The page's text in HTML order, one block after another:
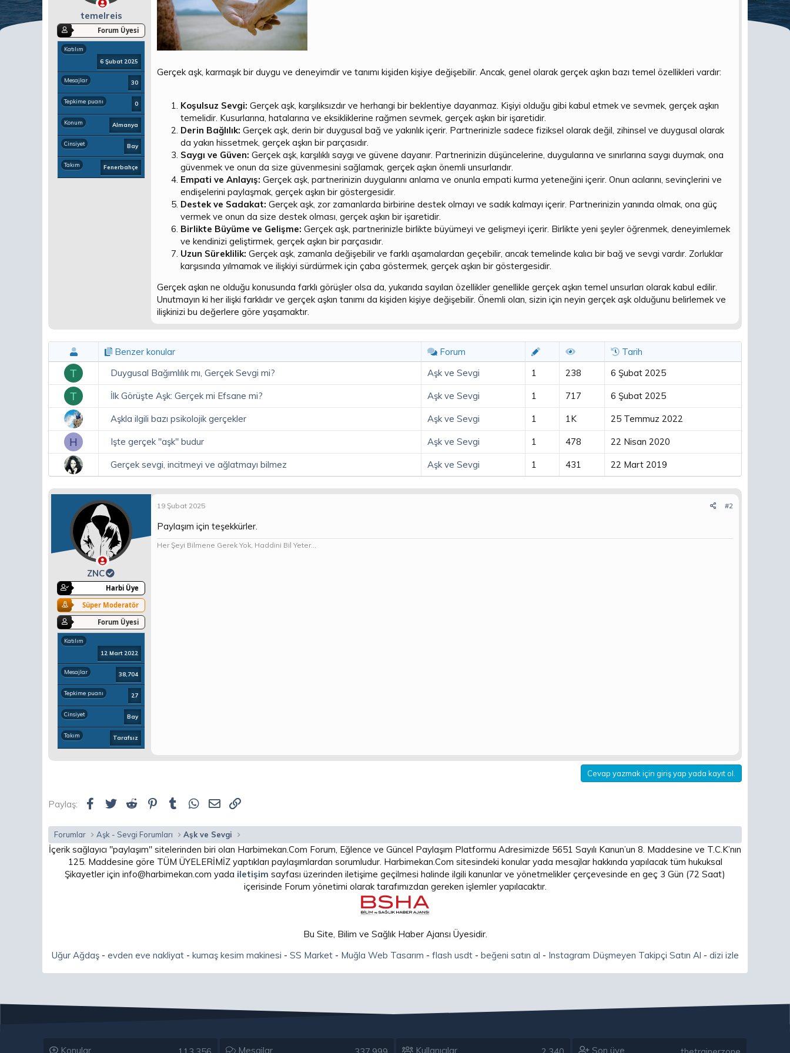
l
a
ç
t
a
r
h
temelreis
Forum Üyesi
Katılım
6 Şubat 2025
Mesajlar 30
Tepkime puanı 0
Konum Almanya
Cinsiyet Bay
Takım Fenerbahçe
Gerçek aşk, karmaşık bir duygu ve deneyimdir ve tanımı kişiden kişiye değişebilir. Ancak, genel olarak gerçek aşkın bazı temel özellikleri vardır:
Koşulsuz Sevgi: Gerçek aşk, karşılıksızdır ve herhangi bir beklentiye dayanmaz. Kişiyi olduğu gibi kabul etmek ve sevmek, gerçek aşkın
temelidir. Kusurlarına, hatalarına ve eksikliklerine rağmen sevmek, gerçek aşkın bir işaretidir.
Derin Bağlılık: Gerçek aşk, derin bir duygusal bağ ve yakınlık içerir. Partnerinizle sadece fiziksel olarak değil, zihinsel ve duygusal olarak
da yakın hissetmek, gerçek aşkın bir parçasıdır.
Saygı ve Güven: Gerçek aşk, karşılıklı saygı ve güvene dayanır. Partnerinizin düşüncelerine, duygularına ve sınırlarına saygı duymak, ona
güvenmek ve onun da size güvenmesini sağlamak, gerçek aşkın önemli unsurlarıdır.
Empati ve Anlayış: Gerçek aşk, partnerinizin duygularını anlama ve onunla empati kurma yeteneğini içerir. Onun acılarını, sevinçlerini ve
endişelerini paylaşmak, gerçek aşkın bir göstergesidir.
Destek ve Sadakat: Gerçek aşk, zor zamanlarda birbirine destek olmayı ve sadık kalmayı içerir. Partnerinizin yanında olmak, ona güç
vermek ve onun da size destek olması, gerçek aşkın bir işaretidir.
Birlikte Büyüme ve Gelişme: Gerçek aşk, partnerinizle birlikte büyümeyi ve gelişmeyi içerir. Birlikte yeni şeyler öğrenmek, deneyimlemek
ve kendinizi geliştirmek, gerçek aşkın bir parçasıdır.
Uzun Süreklilik: Gerçek aşk, zamanla değişebilir ve farklı aşamalardan geçebilir, ancak temelinde kalıcı bir bağ ve sevgi vardır. Zorluklar
karşısında yılmamak ve ilişkiyi sürdürmek için çaba göstermek, gerçek aşkın bir göstergesidir.
Gerçek aşkın ne olduğu konusunda farklı görüşler olsa da, yukarıda sayılan özellikler genellikle gerçek aşkın temel unsurları olarak kabul edilir.
Unutmayın ki her ilişki farklıdır ve gerçek aşkın tanımı da kişiden kişiye değişebilir. Önemli olan, sizin için neyin gerçek aşk olduğunu belirlemek ve
ilişkinizi bu değerlere göre yaşamaktır.
Benzer konular Forum Tarih
T Duygusal Bağımlılık mı, Gerçek Sevgi mi? Aşk ve Sevgi 1 238 6 Şubat 2025
T İlk Görüşte Aşk: Gerçek mi Efsane mi? Aşk ve Sevgi 1 717 6 Şubat 2025
Aşkla ilgili bazı psikolojik gerçekler Aşk ve Sevgi 1 1K 25 Temmuz 2022
H Işte gerçek "aşk" budur Aşk ve Sevgi 1 478 22 Nisan 2020
Gerçek sevgi, incitmeyi ve ağlatmayı bilmez Aşk ve Sevgi 1 431 22 Mart 2019
ZNC
Harbi Üye
Süper Moderatör
Forum Üyesi
Katılım
12 Mart 2022
Mesajlar 38,704
Tepkime puanı 27
Cinsiyet Bay
Takım Tarafsız
19 Şubat 2025 #2
Paylaşım için teşekkürler.
Her Şeyi Bilmene Gerek Yok, Haddini Bil Yeter...
Cevap yazmak için giriş yap yada kayıt ol.
Paylaş: Facebook
TwitterReddit Pinterest
Tumblr WhatsApp
E-posta
Forumlar Aşk - Sevgi Forumları Aşk ve Sevgi
İçerik sağlayıcı "paylaşım" sitelerinden biri olan Harbimekan.Com Forum, Eğlence ve Güncel Paylaşım Platformu Adresimizde 5651 Sayılı Kanun’un 8. Maddesine ve T.C.K’nın
125. Maddesine göre TÜM ÜYELERİMİZ yaptıkları paylaşımlardan sorumludur. Harbimekan.Com sitesindeki konular yada mesajlar hakkında yapılacak tüm hukuksal
Şikayetler için info@harbimekan.com yada iletişim sayfası üzerinden iletişime geçilmesi halinde ilgili kanunlar ve yönetmelikler çerçevesinde en geç 3 Gün (72 Saat)
içerisinde Forum yönetimi olarak tarafımızdan gereken işlemler yapılacaktır.
Bu Site, Bilim ve Sağlık Haber Ajansı Üyesidir.
Uğur Ağdaş- evden eve nakliyat- kumaş kesim makinesi - SS Market- Muğla Web Tasarım - flash usdt- beğeni satın al - Instagram Düşmeyen Takipçi Satın Al - dizi izle
Konular Mesajlar Kullanıcılar Son üye